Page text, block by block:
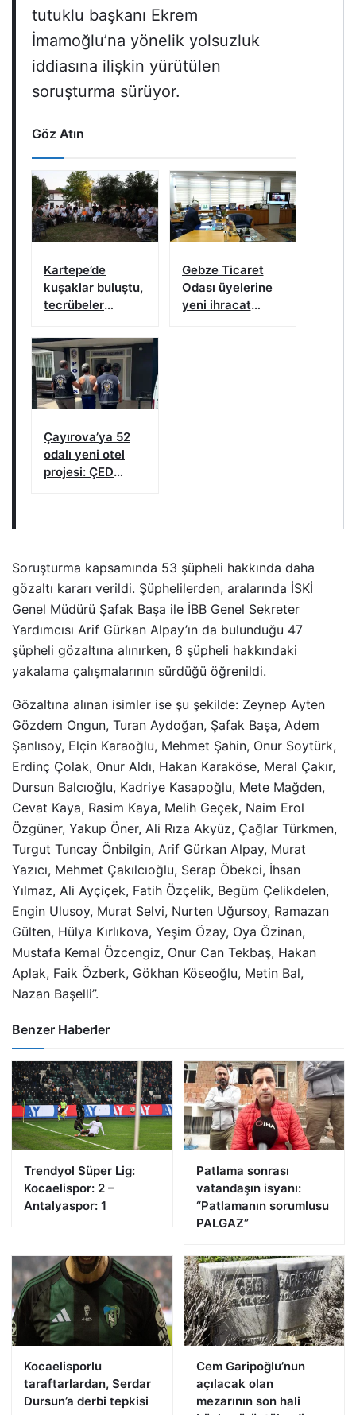
tutuklu başkanı Ekrem
İmamoğlu’na yönelik yolsuzluk
iddiasına ilişkin yürütülen
soruşturma sürüyor.
Göz Atın
Kartepe’de
kuşaklar buluştu,
tecrübeler
Gebze Ticaret
Odası üyelerine
yeni ihracat
Çayırova’ya 52
odalı yeni otel
projesi: ÇED
Soruşturma kapsamında 53 şüpheli hakkında daha
gözaltı kararı verildi. Şüphelilerden, aralarında İSKİ
Genel Müdürü Şafak Başa ile İBB Genel Sekreter
Yardımcısı Arif Gürkan Alpay’ın da bulunduğu 47
şüpheli gözaltına alınırken, 6 şüpheli hakkındaki
yakalama çalışmalarının sürdüğü öğrenildi.
Gözaltına alınan isimler ise şu şekilde: Zeynep Ayten
Gözdem Ongun, Turan Aydoğan, Şafak Başa, Adem
Şanlısoy, Elçin Karaoğlu, Mehmet Şahin, Onur Soytürk,
Erdinç Çolak, Onur Aldı, Hakan Karaköse, Meral Çakır,
Dursun Balcıoğlu, Kadriye Kasapoğlu, Mete Mağden,
Cevat Kaya, Rasim Kaya, Melih Geçek, Naim Erol
Özgüner, Yakup Öner, Ali Rıza Akyüz, Çağlar Türkmen,
Turgut Tuncay Önbilgin, Arif Gürkan Alpay, Murat
Yazıcı, Mehmet Çakılcıoğlu, Serap Öbekci, İhsan
Yılmaz, Ali Ayçiçek, Fatih Özçelik, Begüm Çelikdelen,
Engin Ulusoy, Murat Selvi, Nurten Uğursoy, Ramazan
Gülten, Hülya Kırlıkova, Yeşim Özay, Oya Özinan,
Mustafa Kemal Özcengiz, Onur Can Tekbaş, Hakan
Aplak, Faik Özberk, Gökhan Köseoğlu, Metin Bal,
Nazan Başelli”.
Benzer Haberler
Trendyol Süper Lig:
Kocaelispor: 2 –
Antalyaspor: 1
Patlama sonrası
vatandaşın isyanı:
“Patlamanın sorumlusu
PALGAZ”
Kocaelisporlu
taraftarlardan, Serdar
Dursun’a derbi tepkisi
Cem Garipoğlu’nun
açılacak olan
mezarının son hali